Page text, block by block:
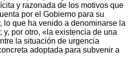
y razonada de los motivos que
por el Gobierno para su
lo que ha venido a denominarse la
y, por otro, «la existencia de una
la situación de urgencia
adoptada para subvenir a